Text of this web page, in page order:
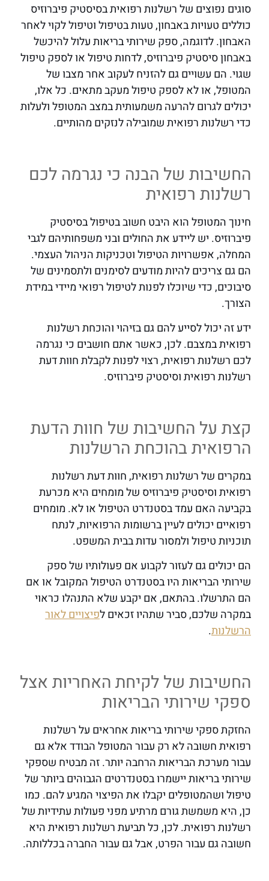
סוגים נפוצים של רשלנות רפואית בסיסטיק פיברוזיס
כוללים טעויות באבחון, טעות בטיפול וטיפול לקוי לאחר
האבחון. לדוגמה, ספק שירותי בריאות עלול להיכשל
באבחון סיסטיק פיברוזיס, לדחות טיפול או לספק טיפול
שגוי. הם עשויים גם להזניח לעקוב אחר מצבו של
המטופל, או לא לספק טיפול מעקב מתאים. כל אלו,
יכולים לגרום להרעה משמעותית במצב המטופל ולעלות
כדי רשלנות רפואית שמובילה לנזקים מהותיים.
החשיבות של הבנה כי נגרמה לכם
רשלנות רפואית
חינוך המטופל הוא היבט חשוב בטיפול בסיסטיק
פיברוזיס. יש ליידע את החולים ובני משפחותיהם לגבי
המחלה, אפשרויות הטיפול וטכניקות הניהול העצמי.
הם גם צריכים להיות מודעים לסימנים ולתסמינים של
סיבוכים, כדי שיוכלו לפנות לטיפול רפואי מיידי במידת
הצורך.
ידע זה יכול לסייע להם גם בזיהוי והוכחת רשלנות
רפואית במצבם. לכן, כאשר אתם חושבים כי נגרמה
לכם רשלנות רפואית, רצוי לפנות לקבלת חוות דעת
רשלנות רפואית וסיסטיק פיברוזיס.
קצת על החשיבות של חוות הדעת
הרפואית בהוכחת הרשלנות
במקרים של רשלנות רפואית, חוות דעת רשלנות
רפואית וסיסטיק פיברוזיס של מומחים היא מכרעת
בקביעה האם עמד בסטנדרט הטיפול או לא. מומחים
רפואיים יכולים לעיין ברשומות הרפואיות, לנתח
תוכניות טיפול ולמסור עדות בבית המשפט.
הם יכולים גם לעזור לקבוע אם פעולותיו של ספק
שירותי הבריאות היו בסטנדרט הטיפול המקובל או אם
הם התרשלו. בהתאם, אם יקבע שלא התנהלו כראוי
במקרה שלכם, סביר שתהיו זכאים לפיצויים לאור
הרשלנות.
החשיבות של לקיחת האחריות אצל
ספקי שירותי הבריאות
החזקת ספקי שירותי בריאות אחראים על רשלנות
רפואית חשובה לא רק עבור המטופל הבודד אלא גם
עבור מערכת הבריאות הרחבה יותר. זה מבטיח שספקי
שירותי בריאות יישמרו בסטנדרטים הגבוהים ביותר של
טיפול ושהמטופלים יקבלו את הפיצוי המגיע להם. כמו
כן, היא משמשת גורם מרתיע מפני פעולות עתידיות של
רשלנות רפואית. לכן, כל תביעת רשלנות רפואית היא
חשובה גם עבור הפרט, אבל גם עבור החברה בכללותה.